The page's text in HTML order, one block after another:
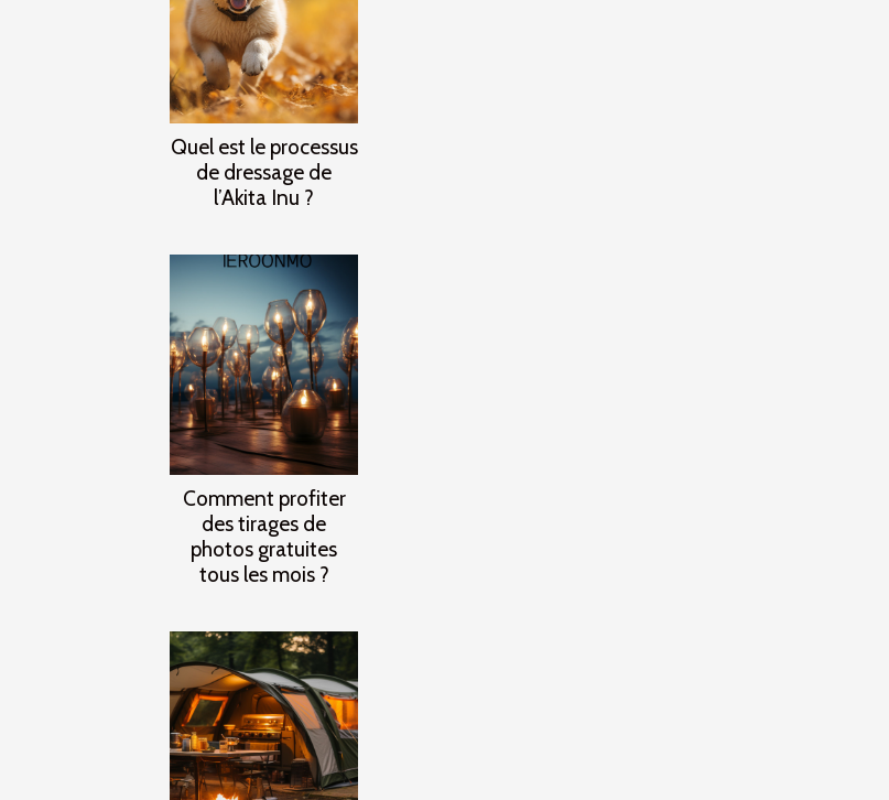
Quel est le processus
de dressage de
l’Akita Inu ?
Comment profiter
des tirages de
photos gratuites
tous les mois ?